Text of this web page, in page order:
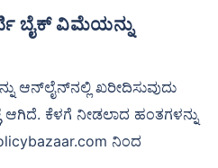
ಆನ್‌ಲೈನ್‌ನಲ್ಲಿ ಖರೀದಿಸುವುದು
ಆಗಿದೆ. ಕೆಳಗೆ ನೀಡಲಾದ ಹಂತಗಳನ್ನು
ನಿಂದ